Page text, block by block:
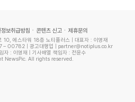
보취급방침 콘텐츠 신고 제휴문의
10, 에스타워 18층 노티플러스 | 대표자 : 이영재
– 00782 | 광고대행업 | partner@notiplus.co.kr
자 : 이영재 | 기사배열 책임자 : 전윤수
NewsPic. All rights reserved.